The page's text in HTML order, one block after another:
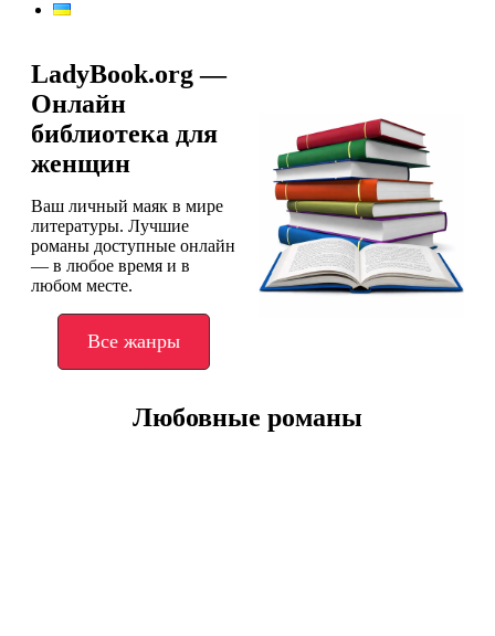
LadyBook.org —
Онлайн
библиотека для
женщин
Ваш личный маяк в мире
литературы. Лучшие
романы доступные онлайн
— в любое время и в
любом месте.
Все жанры
Любовные романы